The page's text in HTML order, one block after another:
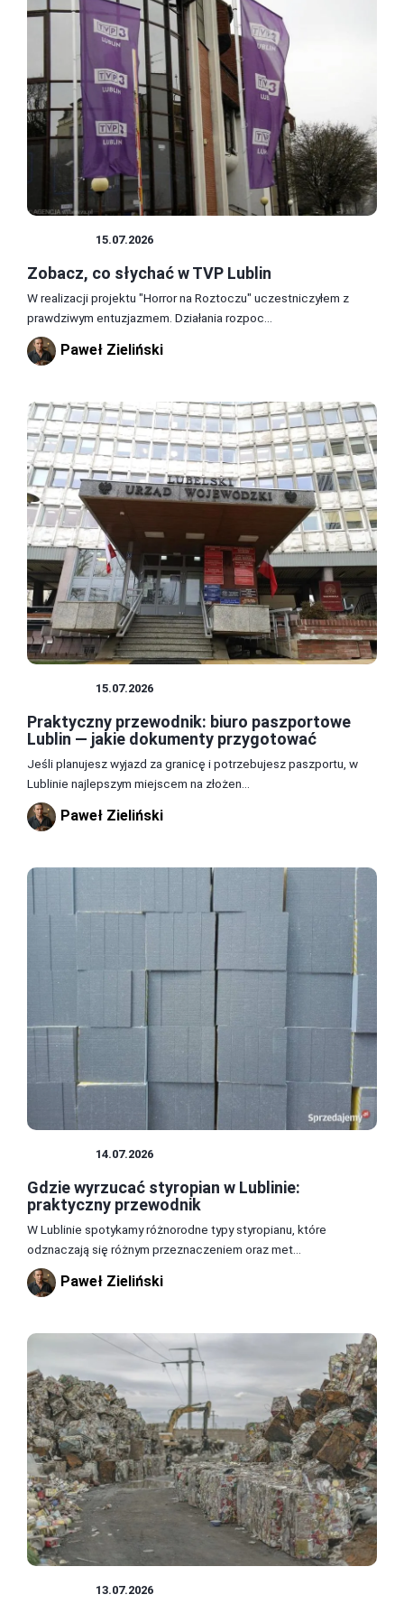
15.07.2026
Zobacz, co słychać w TVP Lublin
W realizacji projektu "Horror na Roztoczu" uczestniczyłem z
prawdziwym entuzjazmem. Działania rozpoc...
Paweł Zieliński
15.07.2026
Praktyczny przewodnik: biuro paszportowe
Lublin — jakie dokumenty przygotować
Jeśli planujesz wyjazd za granicę i potrzebujesz paszportu, w
Lublinie najlepszym miejscem na złożen...
Paweł Zieliński
14.07.2026
Gdzie wyrzucać styropian w Lublinie:
praktyczny przewodnik
W Lublinie spotykamy różnorodne typy styropianu, które
odznaczają się różnym przeznaczeniem oraz met...
Paweł Zieliński
13.07.2026